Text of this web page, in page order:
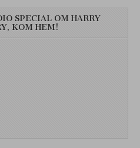
SPECIAL OM HARRY
KOM HEM!